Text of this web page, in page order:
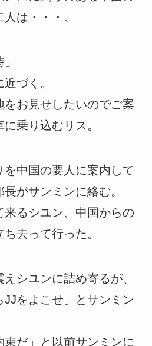
は・・・。
づく。
をお見せしたいのでご案
乗り込むリス。
中国の要人に案内して
がサンミンに絡む。
来るシユン、中国からの
去って行った。
シユンに詰め寄るが、
JJをよこせ」とサンミン
束だ」と以前サンミンに